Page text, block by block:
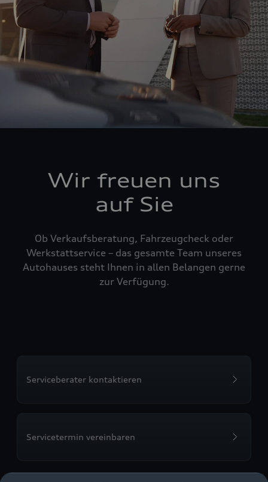
Wir freuen uns
auf Sie
Ob Verkaufsberatung, Fahrzeugcheck oder
Werkstattservice – das gesamte Team unseres
Autohauses steht Ihnen in allen Belangen gerne
zur Verfügung.
Serviceberater kontaktieren
Servicetermin vereinbaren